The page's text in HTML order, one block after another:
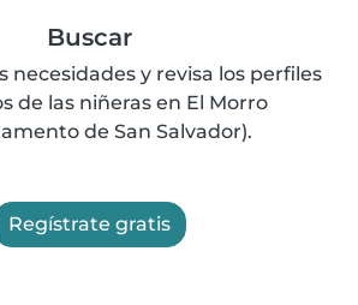
Buscar
necesidades y revisa los perfiles
de las niñeras en El Morro
de San Salvador).
Regístrate gratis